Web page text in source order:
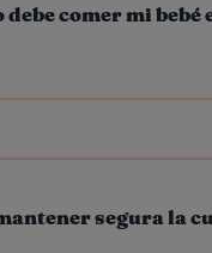
debe comer mi bebé
segura la